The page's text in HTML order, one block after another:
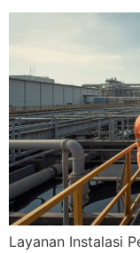
Layanan Instalasi